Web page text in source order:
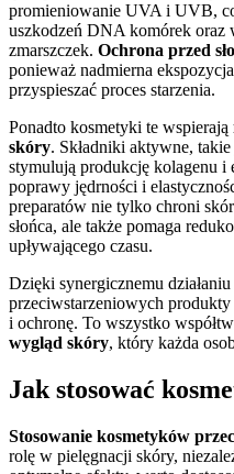
promieniowanie UVA i UVB,
uszkodzeń DNA komórek oraz
zmarszczek. Ochrona przed
ponieważ nadmierna
przyspieszać proces starzenia.
Ponadto kosmetyki te wspierają
skóry. Składniki aktywne,
stymulują produkcję kolagenu i
poprawy jędrności i
preparatów nie tylko chroni
słońca, ale także pomaga
upływającego czasu.
Dzięki synergicznemu
przeciwstarzeniowych
i ochronę. To wszystko
wygląd skóry, który każda
Jak stosować
Stosowanie kosmetyków
rolę w pielęgnacji skóry,